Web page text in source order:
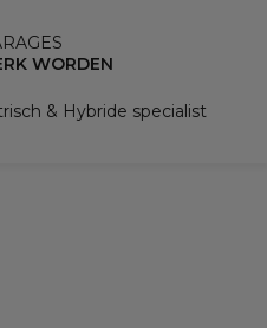
WORDEN
& Hybride specialist